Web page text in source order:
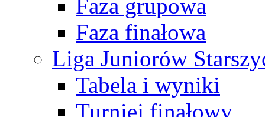
Faza grupowa
Faza finałowa
Liga Juniorów
Tabela i wyniki
Turniej finałowy